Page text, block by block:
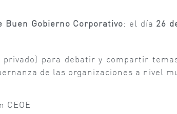
Buen Gobierno Corporativo: el día 26
para debatir y compartir
de las organizaciones a nivel
CEOE